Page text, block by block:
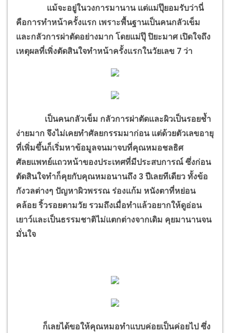
แม้จะอยู่ในวงการมานาน แต่แม่ปุ๊ยอมรับว่านี่
คือการทำหน้าครั้งแรก เพราะพื้นฐานเป็นคนกลัวเข็ม
และกลัวการผ่าตัดอย่างมาก โดยแม่ปุ๊ ปิยะมาศ เปิดใจถึง
เหตุผลที่เพิ่งตัดสินใจทำหน้าครั้งแรกในวัยเลข 7 ว่า
เป็นคนกลัวเข็ม กลัวการผ่าตัดและผิวเป็นรอยช้ำ
ง่ายมาก จึงไม่เคยทำศัลยกรรมมาก่อน แต่ด้วยตัวเลขอายุ
ที่เพิ่มขึ้นก็เริ่มหาข้อมูลจนมาจบที่คุณหมอชลธิศ
ศัลยแพทย์แถวหน้าของประเทศที่มีประสบการณ์ ซึ่งก่อน
ตัดสินใจทำก็คุยกับคุณหมอนานถึง 3 ปีเลยทีเดียว ทั้งข้อ
กังวลต่างๆ ปัญหาผิวพรรณ ร่องแก้ม หนังตาที่หย่อน
คล้อย ริ้วรอยตามวัย รวมถึงเมื่อทำแล้วอยากให้ดูอ่อน
เยาว์และเป็นธรรมชาติไม่แตกต่างจากเดิม คุยมานานจน
มั่นใจ
ก็เลยได้ขอให้คุณหมอทำแบบค่อยเป็นค่อยไป ซึ่ง